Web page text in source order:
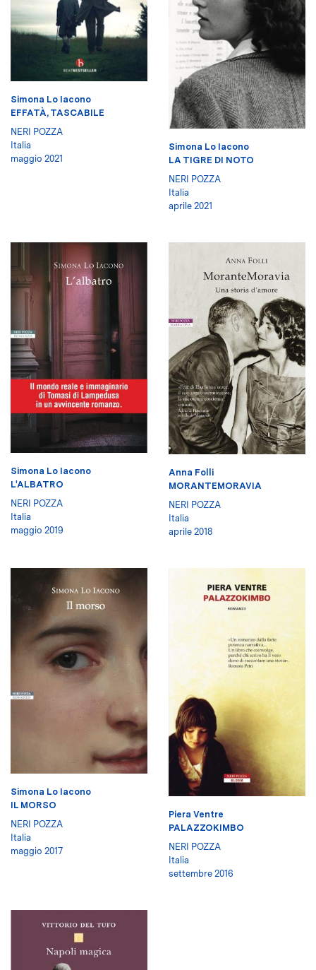
Simona Lo Iacono
EFFATÀ, TASCABILE
NERI POZZA
Italia
maggio 2021
Simona Lo Iacono
LA TIGRE DI NOTO
NERI POZZA
Italia
aprile 2021
Simona Lo Iacono
L'ALBATRO
NERI POZZA
Italia
maggio 2019
Anna Folli
MORANTEMORAVIA
NERI POZZA
Italia
aprile 2018
Simona Lo Iacono
IL MORSO
NERI POZZA
Italia
maggio 2017
Piera Ventre
PALAZZOKIMBO
NERI POZZA
Italia
settembre 2016